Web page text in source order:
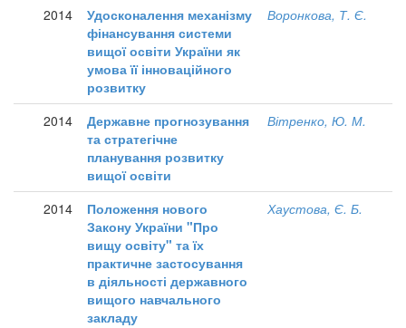
2014
Удосконалення механізму
фінансування системи
вищої освіти України як
умова її інноваційного
розвитку
Воронкова, Т. Є.
2014
Державне прогнозування
та стратегічне
планування розвитку
вищої освіти
Вітренко, Ю. М.
2014
Положення нового
Закону України "Про
вищу освіту" та їх
практичне застосування
в діяльності державного
вищого навчального
закладу
Хаустова, Є. Б.